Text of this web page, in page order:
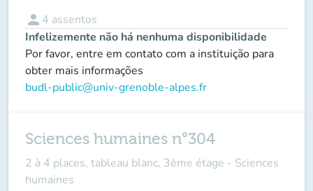
person 4 assentos
Infelizemente não há nenhuma disponibilidade
Por favor, entre em contato com a instituição para
obter mais informações
budl-public@univ-grenoble-alpes.fr
Sciences humaines n°304
2 à 4 places, tableau blanc, 3ème étage - Sciences
humaines